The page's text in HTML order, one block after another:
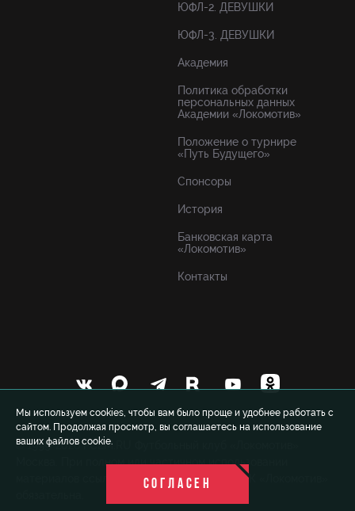
Мы используем cookies, чтобы вам было проще и удобнее работать с
сайтом. Продолжая просмотр, вы соглашаетесь на использование
ваших файлов cookie.
СОГЛАСЕН
ЮФЛ-2. ДЕВУШКИ
ЮФЛ-3. ДЕВУШКИ
Академия
Политика обработки
персональных данных
Академии «Локомотив»
Положение о турнире
«Путь Будущего»
Спонсоры
История
Банковская карта
«Локомотив»
Контакты
© 1999-2026 FCLM.RU Футбольный клуб «Локомотив»
Москва. При полном или частичном использовании
материалов ссылка на официальный сайт ФК «Локомотив»